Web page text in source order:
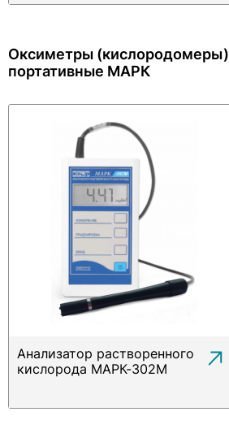
Оксиметры (кислородомеры)
портативные МАРК
Анализатор растворенного
кислорода МАРК-302М